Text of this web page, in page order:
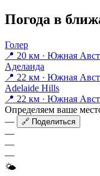
Погода в
Голер
📍 20 км · Южная
Аделаида
📍 22 км · Южная
Adelaide Hills
📍 22 км · Южная
Определяем ваше
—
🔗 Поделиться
—
—
—
🌤